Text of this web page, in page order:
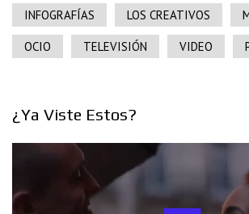
INFOGRAFÍAS LOS CREATIVOS
OCIO TELEVISIÓN VIDEO
¿Ya Viste Estos?